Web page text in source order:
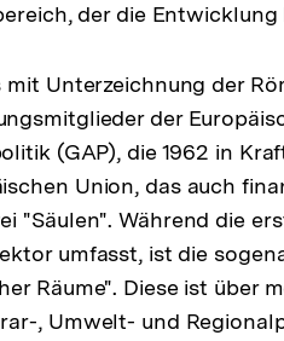
der die
mit Unterzeichnung der
der
(GAP), die 1962 in
Union, das auch
"Säulen". Während die
umfasst, ist die
Räume". Diese ist über
, Umwelt- und